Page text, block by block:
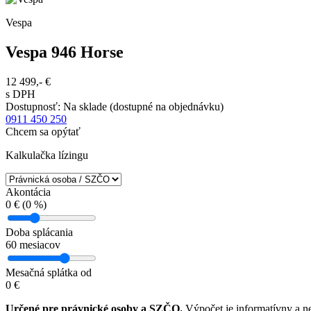
Vespa
Vespa 946 Horse
12 499,- €
s DPH
Dostupnosť: Na sklade (dostupné na objednávku)
0911 450 250
Chcem sa opýtať
Kalkulačka lízingu
Akontácia
0 € (0 %)
Doba splácania
60 mesiacov
Mesačná splátka od
0 €
Určené pre právnické osoby a SZČO. Výpočet je informatívny a